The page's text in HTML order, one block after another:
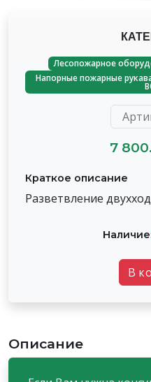
Лесопожарное
Напорные пожарные
7
Краткое описание
Разветвление
В
Описание